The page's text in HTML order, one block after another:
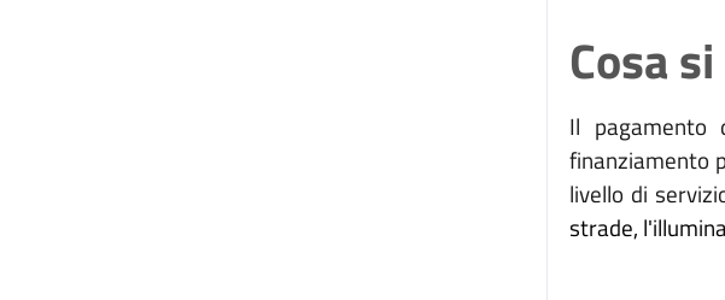
Cosa
Il pagamento
finanziamento
livello di
strade,